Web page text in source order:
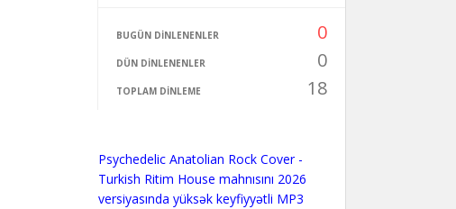
BUGÜN DINLENENLER 0
DÜN DINLENENLER 0
TOPLAM DINLEME 18
Psychedelic Anatolian Rock Cover -
Turkish Ritim House mahnısını 2026
versiyasında yüksək keyfiyyətli MP3